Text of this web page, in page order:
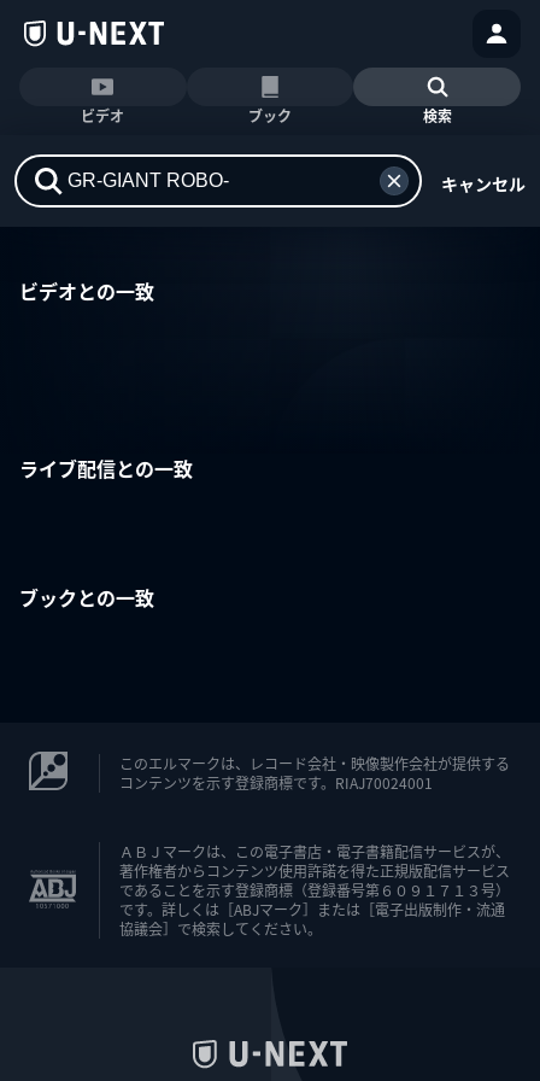
ビデオ ブック 検索
キャンセル
ビデオとの一致
ライブ配信との一致
ブックとの一致
このエルマークは、レコード会社・映像製作会社が提供する
コンテンツを示す登録商標です。RIAJ70024001
ＡＢＪマークは、この電子書店・電子書籍配信サービスが、
著作権者からコンテンツ使用許諾を得た正規版配信サービス
であることを示す登録商標（登録番号第６０９１７１３号）
です。詳しくは［ABJマーク］または［電子出版制作・流通
協議会］で検索してください。